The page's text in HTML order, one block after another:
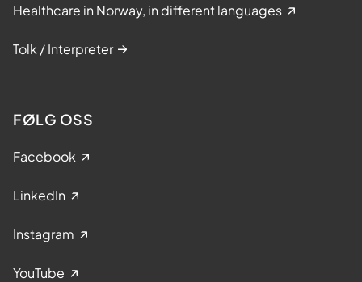
Healthcare in Norway, in different languages
Tolk / Interpreter
FØLG OSS
Facebook
LinkedIn
Instagram
YouTube